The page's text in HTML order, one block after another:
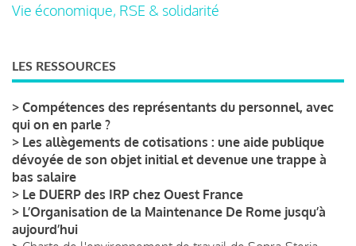
Vie économique, RSE & solidarité
LES RESSOURCES
> Compétences des représentants du personnel, avec
qui on en parle ?
> Les allègements de cotisations : une aide publique
dévoyée de son objet initial et devenue une trappe à
bas salaire
> Le DUERP des IRP chez Ouest France
> L’Organisation de la Maintenance De Rome jusqu’à
aujourd’hui